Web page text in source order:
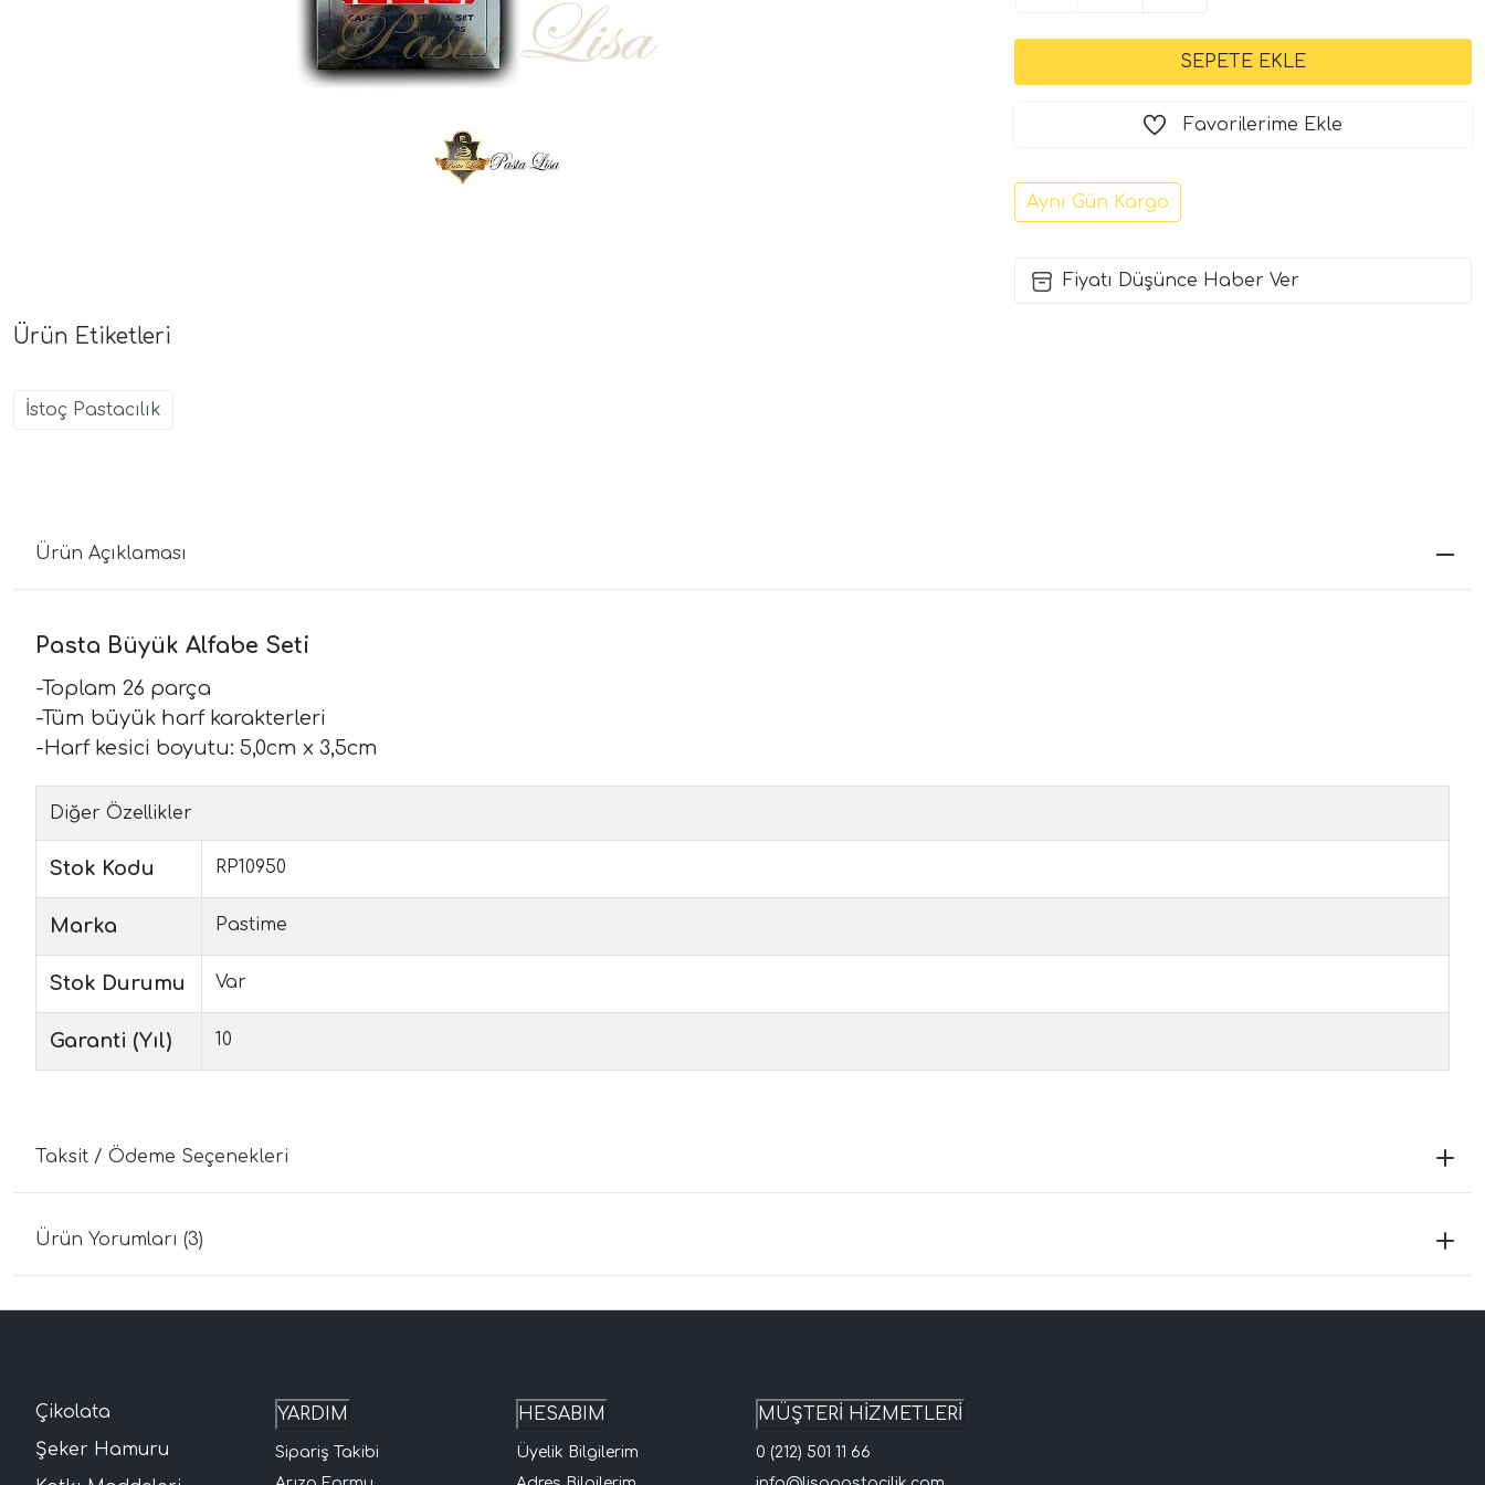
Favorilerime Ekle
Aynı Gün Kargo
Fiyatı Düşünce Haber Ver
Ürün Etiketleri
İstoç Pastacılık
Ürün Açıklaması
Pasta Büyük Alfabe Seti
-Toplam 26 parça
-Tüm büyük harf karakterleri
-Harf kesici boyutu: 5,0cm x 3,5cm
Diğer Özellikler
Stok Kodu RP10950
Marka Pastime
Stok Durumu Var
Garanti (Yıl) 10
Taksit / Ödeme Seçenekleri
Ürün Yorumları (3)
Çikolata
Şeker Hamuru
YARDIM
Sipariş Takibi
HESABIM
Üyelik Bilgilerim
MÜŞTERİ HİZMETLERİ
0 (212) 501 11 66